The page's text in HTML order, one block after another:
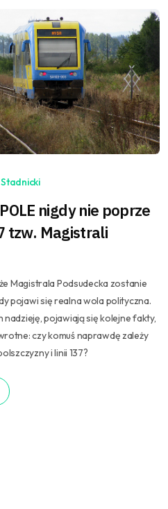
nigdy nie poprze
tzw. Magistrali
Magistrala Podsudecka zostanie
pojawi się realna wola polityczna.
nadzieję, pojawiają się kolejne fakty,
czy komuś naprawdę zależy
i linii 137?